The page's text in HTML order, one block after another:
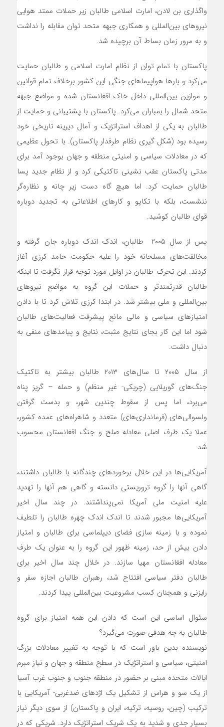
واگذاری بن لادن، امارت اسلامی طالبان زیر حملات ممتد هوایی
نیروهای بین‌المللی و همکاری جبهه متحد توان مقابله را نداشت
و به مرور زمان بساط آن برچیده شد.
پاکستان با تمام توان از نظام امارت اسلامی و طالبان حمایت
می‌کرد و بارها هواپیماهای جنگی این کشور برخلاف تمام قوانین
و موازین بین‌المللی داخل خاک افغانستان شده و مواضع جبهه
متحد شمال را بمباران می‌کرد. پاکستان با پشتیبانی و حمایت از
طالبان به یکی از اهداف استراتژیک و آمال دیرینه تاریخی خود
رسیده بود (شکل گیری نظام طرفدار پاکستان). با تحول عظیمی
که در معادلات سیاسی و امنیتی منطقه و جهان بوجود آمد برای
مدتی پاکستان عقب نشینی تاکتیکی کرد و از نظام جدید پسا
طالبان حمایت کرد. اما هیچ گاه دست زیر چانه و نظاره‌گر
ننشست، بلکه با تکاپو و کارهای اطلاعاتی به تجدید دوباره
قوای طالبان کوشید.
پس از سال ۲۰۰۵ طالبان، اندک اندک دوباره جان گرفته و
مخالفت‌های مسلحانه خود را علیه حکومت حامد کرزی آغاز
کردند. این تحرک طالبان در اوایل مورد توجه قرار نگرفت تا اینکه
طالبان قدرتمندتر و حملات این گروه به مواضع نیروهای
بین‌المللی و ملی بیشتر شد. در ابتدا کرزی تلاش کرد تا با دادن
امتیازهای سیاسی و مالی مانع پیشرفت فعالیت‌های طالبان
شود اما این کار بجای نتایج مثبت، نتایج و پیامدهای منفی به
دنبال داشت.
از سال ۲۰۰۵ تا سال‌های ۲۰۱۳ طالبان بیشتر به تاکتیک
جنگ‌های گوریلایی (چریکی- غیر منظم) و حمله – گریز پناه
می‌برد، اما پس از سقوط چندین شهر، و بدست گرفتن
ولسوالی‌های (فرمانداری‌های) متعدد و شاهراه‌های عمده کشور،
عملا یک طرف اصلی معادله صلح و جنگ افغانستان محسوب
شد.
آمریکایی‌ها در این خلال برخوردهای چندگانه با طالبان داشتند،
گاهی آنها را گروه تروریستی دانسته و گاهی هم آنها را تهدید
علیه امنیت ملی آمریکا نمی‌پنداشتند. در چند سال اخیر
آمریکایی‌ها مجبور شدند تا اندک اندک چهره طالبان را تلطیف
نموده و با زمینه سازی فضای دیپلماسی برای طالبان و امتیاز
دادن بیش از حد، زمینه ظهور این گروه را به عنوان یک طرف
معادله افغانستان مهیا سازند. در خلال چند سال اخیر برای
طالبان دفتر سیاسی افتتاح شد، رهبران طالبان اجازه سفر و
رایزنی و همچنان کسب مشروعیت بین‌المللی پیدا کردند.
سئوال اساسی این است که دادن این همه امتیاز برای گروه
طالبان به چه هدفی صورت می‌گیرد؟
نویسنده بدین باور است که با توجه به تغییر معادلات بزرگ
امنیتی، سیاسی و استراتژیک در سطح منطقه و جهان و نیاز مبرم
ایالات متحده مبنی بر حضور در منطقه جنوب و جنوب غرب آسیا
از یک سو و هراس از تشکیل یک اژدهای ضدغربی- آمریکایی با
ترکیب (چین، روسیه، ترکیه، ایران و پاکستان) از سوی دیگر نیاز
بسیار جدی و شدید به یک شریک استراتژیک دارد. شریکی که در